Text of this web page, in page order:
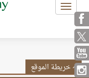
Toggle
navigation
خريطة الموقع